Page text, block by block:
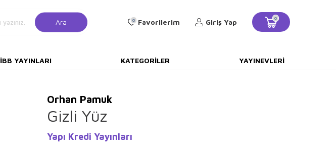
Ara 0 Favorilerim Giriş Yap 0
İBB YAYINLARI KATEGORILER YAYINEVLERI
Orhan Pamuk
Gizli Yüz
Yapı Kredi Yayınları